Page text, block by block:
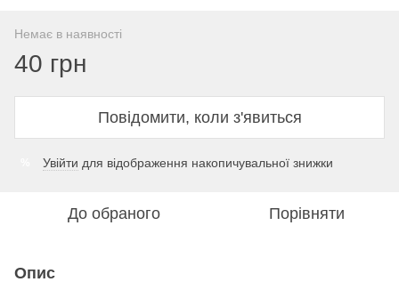
Немає в наявності
40 грн
Повідомити, коли з'явиться
Увійти для відображення накопичувальної знижки
До обраного Порівняти
Опис